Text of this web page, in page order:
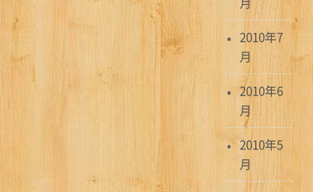
2010年7
月
2010年6
月
2010年5
月